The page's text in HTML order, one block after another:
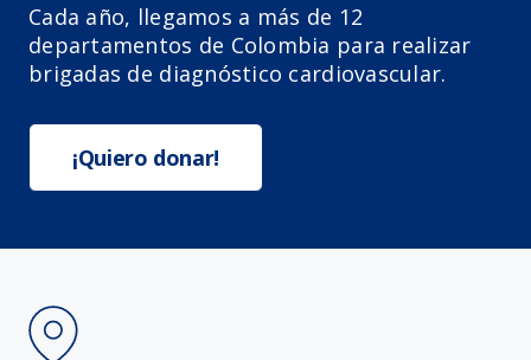
Cada año, llegamos a más de 12
departamentos de Colombia para realizar
brigadas de diagnóstico cardiovascular.
¡Quiero donar!